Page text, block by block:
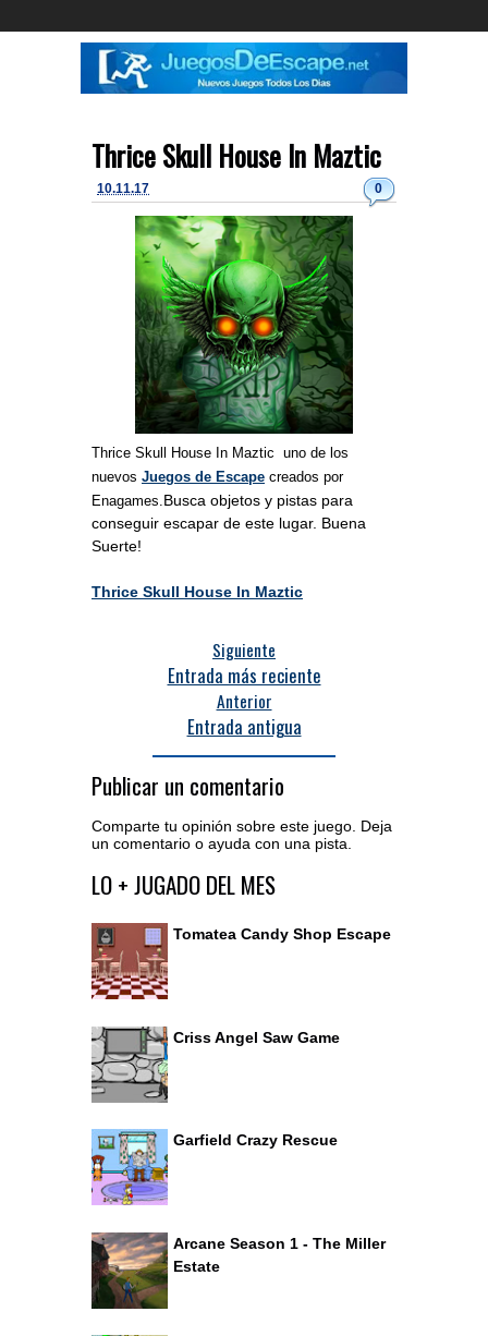
Thrice Skull House In Maztic
0
10.11.17
Thrice Skull House In Maztic uno de los
nuevos Juegos de Escape creados por
Enagames.Busca objetos y pistas para
conseguir escapar de este lugar. Buena
Suerte!
Thrice Skull House In Maztic
Siguiente
Entrada más reciente
Anterior
Entrada antigua
Publicar un comentario
Comparte tu opinión sobre este juego. Deja
un comentario o ayuda con una pista.
Acceder al editor de comentarios
LO + JUGADO DEL MES
Tomatea Candy Shop Escape
Criss Angel Saw Game
Garfield Crazy Rescue
Arcane Season 1 - The Miller
Estate